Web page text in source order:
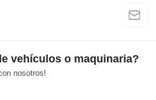
vehículos o maquinaria?
nosotros!